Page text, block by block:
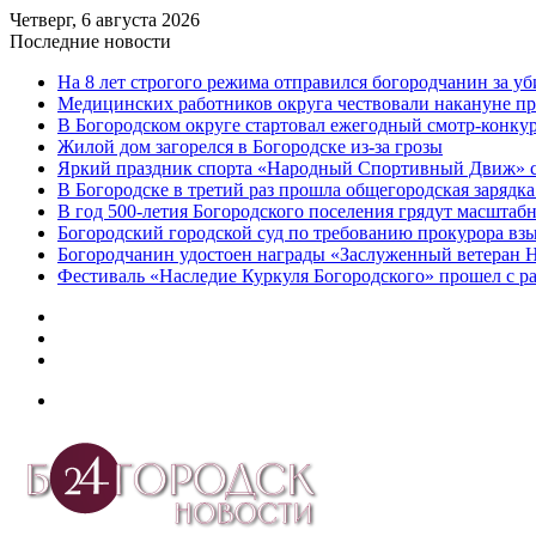
Четверг, 6 августа 2026
Последние новости
На 8 лет строгого режима отправился богородчанин за
Медицинских работников округа чествовали накануне
В Богородском округе стартовал ежегодный смотр-
Жилой дом загорелся в Богородске из-за грозы
Яркий праздник спорта «Народный Спортивный Движ»
В Богородске в третий раз прошла общегородская
В год 500-летия Богородского поселения грядут
️Богородский городской суд по требованию прокурора
Богородчанин удостоен награды «Заслуженный ветеран
Фестиваль «Наследие Куркуля Богородского» прошел с